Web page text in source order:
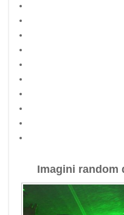
Imagini random